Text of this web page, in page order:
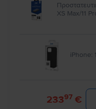
XS Max/11
iPhone:
23397 €